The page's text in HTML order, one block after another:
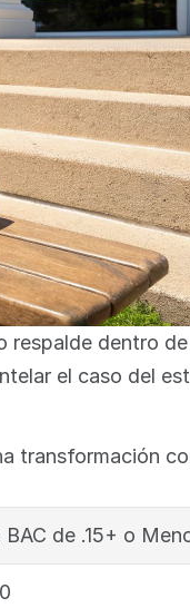
respalde dentro
el caso del
transformación
de .15+ o